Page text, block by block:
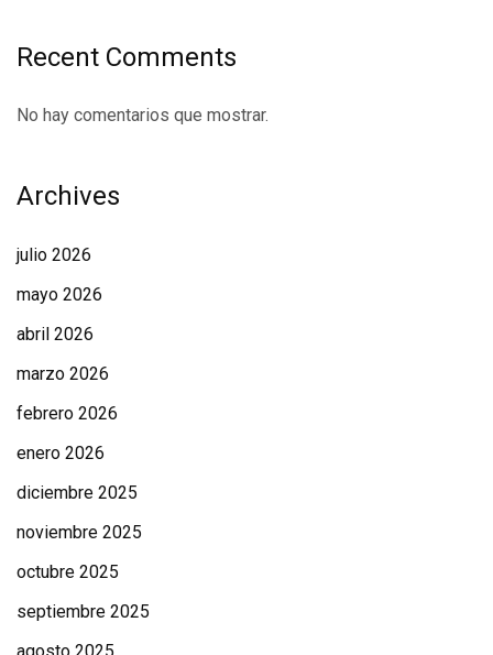
Recent Comments
No hay comentarios que mostrar.
Archives
julio 2026
mayo 2026
abril 2026
marzo 2026
febrero 2026
enero 2026
diciembre 2025
noviembre 2025
octubre 2025
septiembre 2025